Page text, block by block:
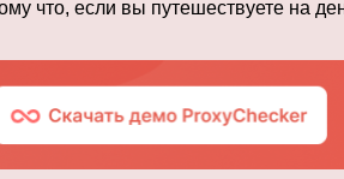
что, если вы путешествуете на